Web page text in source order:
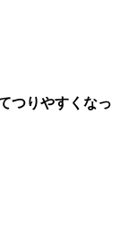
つりやすくなっ